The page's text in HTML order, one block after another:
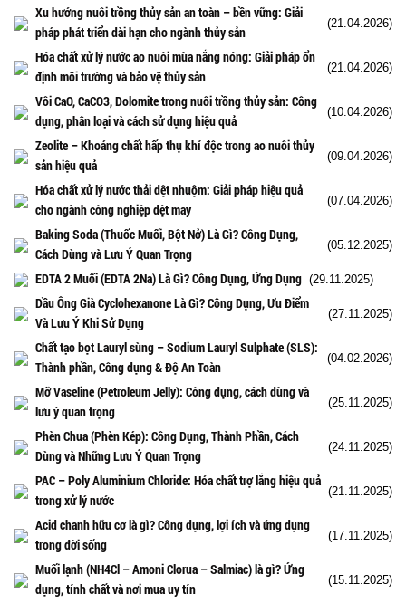
Xu hướng nuôi trồng thủy sản an toàn – bền vững: Giải
pháp phát triển dài hạn cho ngành thủy sản
(21.04.2026)
Hóa chất xử lý nước ao nuôi mùa nắng nóng: Giải pháp ổn
định môi trường và bảo vệ thủy sản
(21.04.2026)
Vôi CaO, CaCO3, Dolomite trong nuôi trồng thủy sản: Công
dụng, phân loại và cách sử dụng hiệu quả
(10.04.2026)
Zeolite – Khoáng chất hấp thụ khí độc trong ao nuôi thủy
sản hiệu quả
(09.04.2026)
Hóa chất xử lý nước thải dệt nhuộm: Giải pháp hiệu quả
cho ngành công nghiệp dệt may
(07.04.2026)
Baking Soda (Thuốc Muối, Bột Nở) Là Gì? Công Dụng,
Cách Dùng và Lưu Ý Quan Trọng
(05.12.2025)
EDTA 2 Muối (EDTA 2Na) Là Gì? Công Dụng, Ứng Dụng (29.11.2025)
Dầu Ông Già Cyclohexanone Là Gì? Công Dụng, Ưu Điểm
Và Lưu Ý Khi Sử Dụng
(27.11.2025)
Chất tạo bọt Lauryl sùng – Sodium Lauryl Sulphate (SLS):
Thành phần, Công dụng & Độ An Toàn
(04.02.2026)
Mỡ Vaseline (Petroleum Jelly): Công dụng, cách dùng và
lưu ý quan trọng
(25.11.2025)
Phèn Chua (Phèn Kép): Công Dụng, Thành Phần, Cách
Dùng và Những Lưu Ý Quan Trọng
(24.11.2025)
PAC – Poly Aluminium Chloride: Hóa chất trợ lắng hiệu quả
trong xử lý nước
(21.11.2025)
Acid chanh hữu cơ là gì? Công dụng, lợi ích và ứng dụng
trong đời sống
(17.11.2025)
Muối lạnh (NH4Cl – Amoni Clorua – Salmiac) là gì? Ứng
dụng, tính chất và nơi mua uy tín
(15.11.2025)